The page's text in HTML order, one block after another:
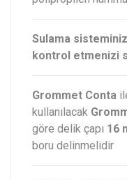
Sulama
kontrol etmenizi
Grommet Conta
kullanılacak
göre delik çapı 16
boru delinmelidir